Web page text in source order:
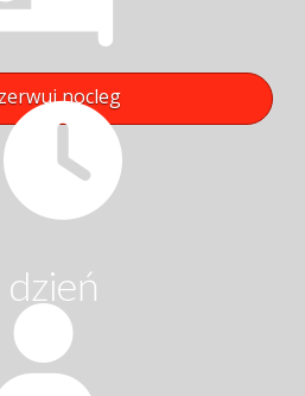
nocleg
dzień